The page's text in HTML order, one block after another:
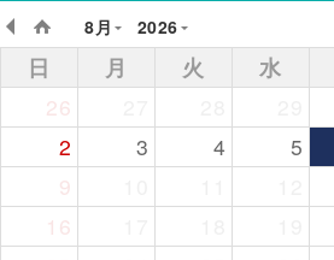
8月
2026
日 月 火 水
26
2
3 4 5
9
16